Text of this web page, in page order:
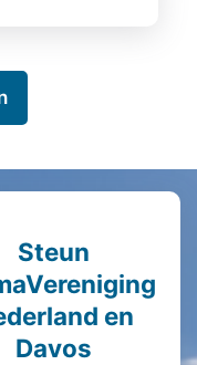
Steun
en
Davos